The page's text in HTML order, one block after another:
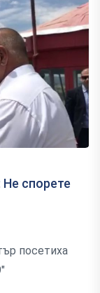
спорете
посетиха